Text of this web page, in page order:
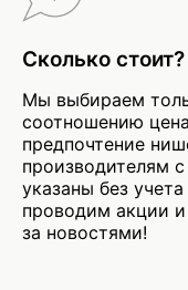
Сколько стоит?
Мы выбираем
соотношению
предпочтение
производителям
указаны без
проводим акции
за новостями!